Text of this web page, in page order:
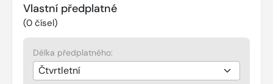
Vlastní předplatné
(0 čísel)
Délka předplatného: